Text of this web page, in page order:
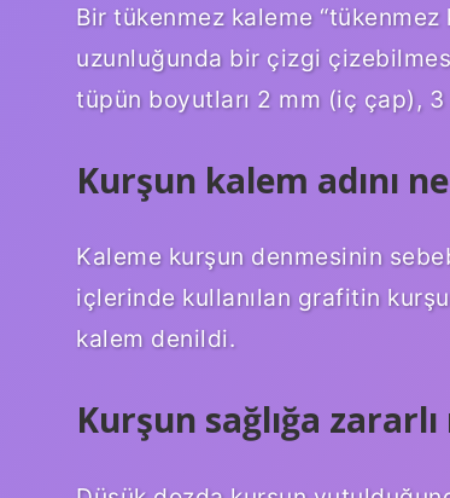
Bir tükenmez kaleme
uzunluğunda bir çizgi
tüpün boyutları 2 mm (iç çap), 3
Kurşun kalem adını
Kaleme kurşun denmesinin
içlerinde kullanılan grafitin
kalem denildi.
Kurşun sağlığa zararlı